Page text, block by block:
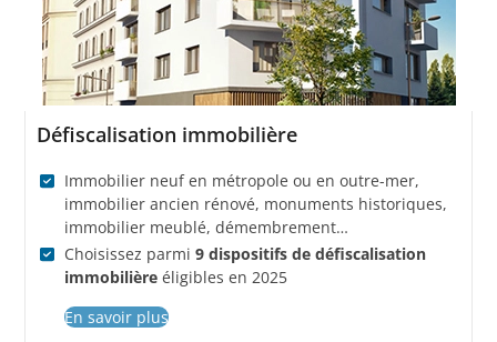
Défiscalisation immobilière
Immobilier neuf en métropole ou en outre-mer,
immobilier ancien rénové, monuments historiques,
immobilier meublé, démembrement…
Choisissez parmi 9 dispositifs de défiscalisation
immobilière éligibles en 2025
En savoir plus